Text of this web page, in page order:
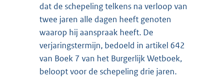
dat de schepeling telkens na verloop van
twee jaren alle dagen heeft genoten
waarop hij aanspraak heeft. De
verjaringstermijn, bedoeld in artikel 642
van Boek 7 van het Burgerlijk Wetboek,
beloopt voor de schepeling drie jaren.